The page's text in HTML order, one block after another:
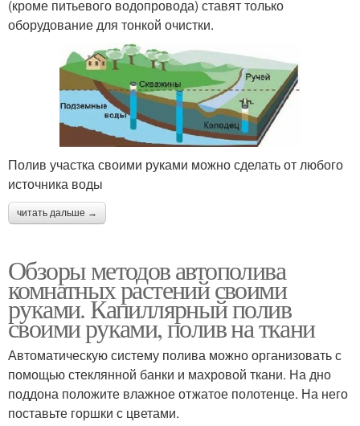
(кроме питьевого водопровода) ставят только
оборудование для тонкой очистки.
Полив участка своими руками можно сделать от любого
источника воды
читать дальше →
Обзоры методов автополива
комнатных растений своими
руками. Капиллярный полив
своими руками, полив на ткани
Автоматическую систему полива можно организовать с
помощью стеклянной банки и махровой ткани. На дно
поддона положите влажное отжатое полотенце. На него
поставьте горшки с цветами.